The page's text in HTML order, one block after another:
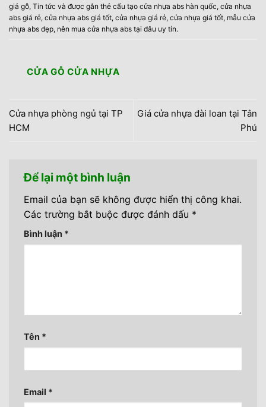
giả gỗ, Tin tức và được gắn thẻ cấu tạo cửa nhựa abs hàn quốc, cửa nhựa
abs giá rẻ, cửa nhựa abs giá tốt, cửa nhựa giá rẻ, cửa nhựa giá tốt, mẫu cửa
nhựa abs đẹp, nên mua cửa nhựa abs tại đâu uy tín.
CỬA GỖ CỬA NHỰA
Cửa nhựa phòng ngủ tại TP
HCM
Giá cửa nhựa đài loan tại Tân
Phú
Để lại một bình luận
Email của bạn sẽ không được hiển thị công khai.
Các trường bắt buộc được đánh dấu *
Bình luận *
Tên *
Email *